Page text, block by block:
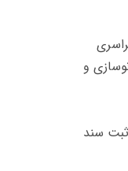
و
ثبت سند